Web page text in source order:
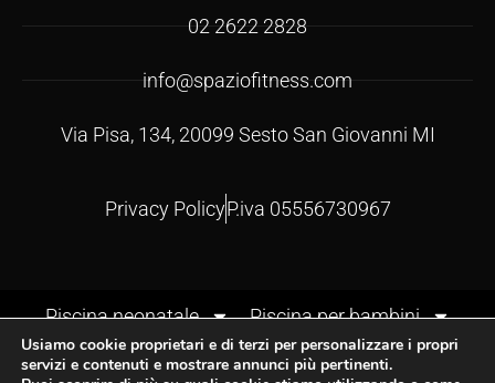
02 2622 2828
info@spaziofitness.com
Via Pisa, 134, 20099 Sesto San Giovanni MI
Privacy PolicyP.iva 05556730967
Piscina neonatale
Piscina per bambini
Corsi di nuoto per bambini
Corsi neonatali
Corsi in acqua genitore-bambino
Usiamo cookie proprietari e di terzi per personalizzare i propri
servizi e contenuti e mostrare annunci più pertinenti.